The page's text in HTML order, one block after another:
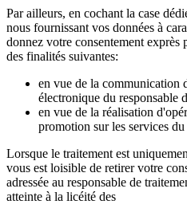
Par ailleurs, en cochant la case
nous fournissant vos données à
donnez votre consentement exprès
des finalités suivantes:
en vue de la communication
électronique du responsable
en vue de la réalisation
promotion sur les services
Lorsque le traitement est
vous est loisible de retirer votre
adressée au responsable de
atteinte à la licéité des